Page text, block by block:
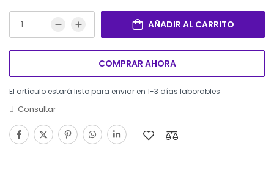
AÑADIR AL CARRITO
COMPRAR AHORA
El artículo estará listo para enviar en 1-3 días laborables
Consultar